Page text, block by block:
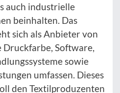
auch industrielle
beinhalten. Das
sich als Anbieter von
Druckfarbe, Software,
sowie
umfassen. Dieses
den Textilproduzenten